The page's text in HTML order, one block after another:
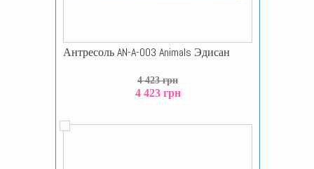
Антресоль AN-A-003 Animals Эдисан
4 423 грн
4 423 грн